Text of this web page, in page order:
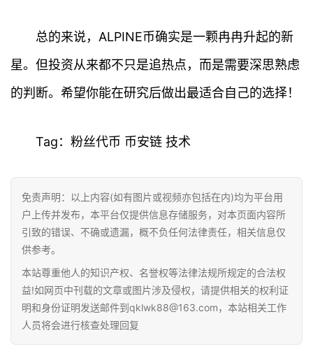
总的来说，ALPINE币确实是一颗冉冉升起的新
星。但投资从来都不只是追热点，而是需要深思熟虑
的判断。希望你能在研究后做出最适合自己的选择！
Tag：粉丝代币 币安链 技术
免责声明：以上内容(如有图片或视频亦包括在内)均为平台用
户上传并发布，本平台仅提供信息存储服务，对本页面内容所
引致的错误、不确或遗漏，概不负任何法律责任，相关信息仅
供参考。
本站尊重他人的知识产权、名誉权等法律法规所规定的合法权
益!如网页中刊载的文章或图片涉及侵权，请提供相关的权利证
明和身份证明发送邮件到qklwk88@163.com，本站相关工作
人员将会进行核查处理回复